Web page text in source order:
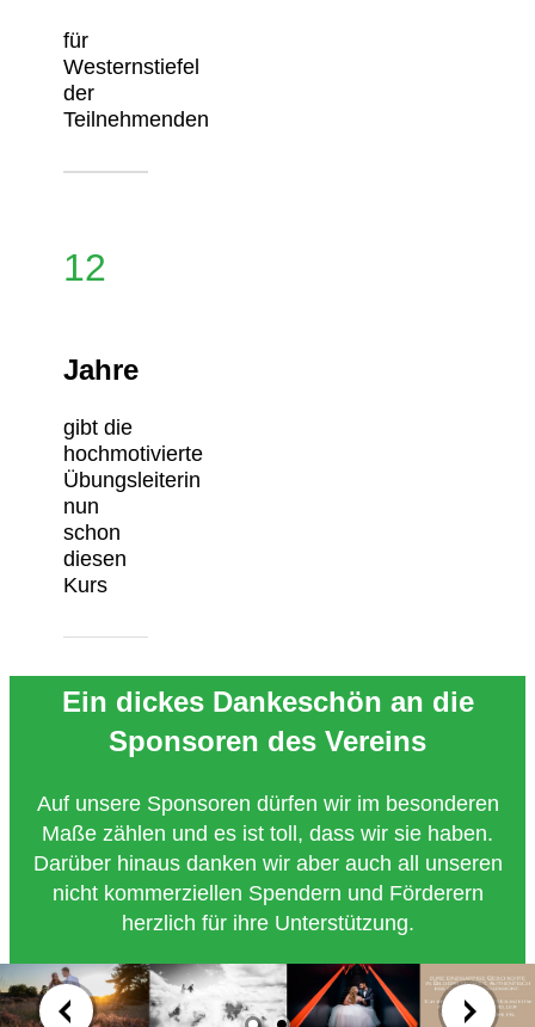
für
Westernstiefel
der
Teilnehmenden
12
Jahre
gibt die
hochmotivierte
Übungsleiterin
nun
schon
diesen
Kurs
Ein dickes Dankeschön an die
Sponsoren des Vereins
Auf unsere Sponsoren dürfen wir im besonderen
Maße zählen und es ist toll, dass wir sie haben.
Darüber hinaus danken wir aber auch all unseren
nicht kommerziellen Spendern und Förderern
herzlich für ihre Unterstützung.